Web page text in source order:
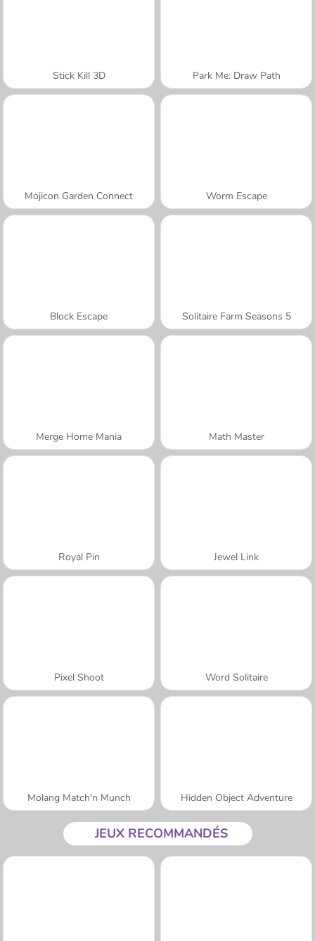
Stick Kill 3D Park Me: Draw Path
Mojicon Garden Connect Worm Escape
Block Escape Solitaire Farm Seasons 5
Merge Home Mania Math Master
Royal Pin Jewel Link
Pixel Shoot Word Solitaire
Molang Match'n Munch Hidden Object Adventure
JEUX RECOMMANDÉS